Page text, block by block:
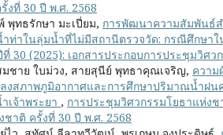
งที่ 30 ปี พ.ศ. 2568
พุทธรักษา มะเปี่ยม, การพัฒนาความสัมพันธ์ส
ำท่าในลุ่มน้ำที่ไม่มีสถานีตรวจวัด: กรณีศึกษา
30 (2025): เอกสารประกอบการประชุมวิศ
ชาย ใบม่วง, สายสุนีย์ พุทธาคุณเจริญ, ความ
ลงสภาพภูมิอากาศและการศึกษาปริมาณน้ำฝ
เจ้าพระยา , การประชุมวิศวกรรมโยธาแห่งช
าติ ครั้งที่ 30 ปี พ.ศ. 2568